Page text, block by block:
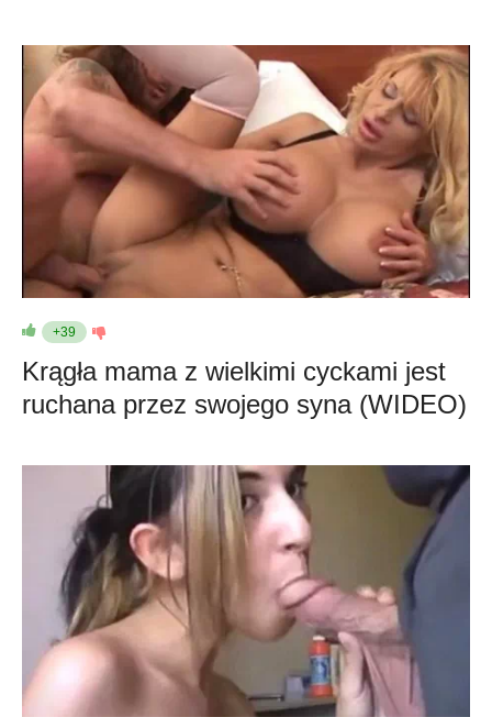
+39
Krągła mama z wielkimi cyckami jest
ruchana przez swojego syna (WIDEO)